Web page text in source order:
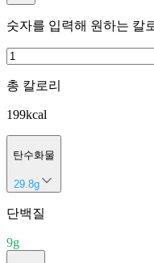
숫자를 입력해 원하는 칼
총 칼로리
199kcal
탄수화물
29.8g
단백질
9g